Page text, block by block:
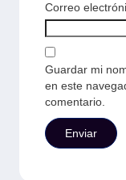
Correo
Guardar mi
en este
comentario.